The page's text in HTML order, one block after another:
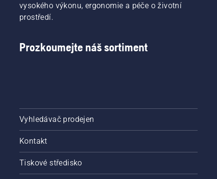
zda
systém
vaší pily
funguje
Spusťte
řetězovou
pilu
a zkontrolujte,
brzda
vysokého výkonu, ergonomie a péče o životní
prostředí.
Prozkoumejte náš sortiment
Vyhledávač prodejen
Kontakt
Tiskové středisko